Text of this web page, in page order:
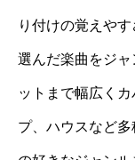
り付けの覚えや
選んだ楽曲をジ
ットまで幅広く
プ、ハウスなど